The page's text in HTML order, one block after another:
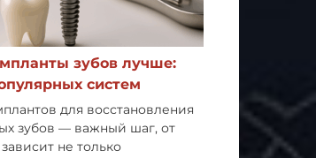
зубов лучше:
систем
для восстановления
зубов — важный шаг, от
не только